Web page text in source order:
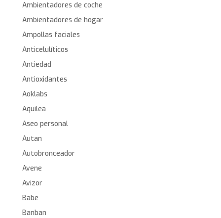
Ambientadores de coche
Ambientadores de hogar
Ampollas faciales
Anticelulíticos
Antiedad
Antioxidantes
Aoklabs
Aquilea
Aseo personal
Autan
Autobronceador
Avene
Avizor
Babe
Banban